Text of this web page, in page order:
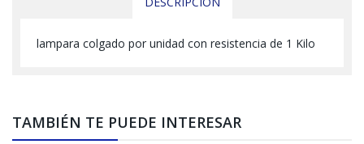
lampara colgado por unidad con resistencia de 1 Kilo
TAMBIÉN TE PUEDE INTERESAR